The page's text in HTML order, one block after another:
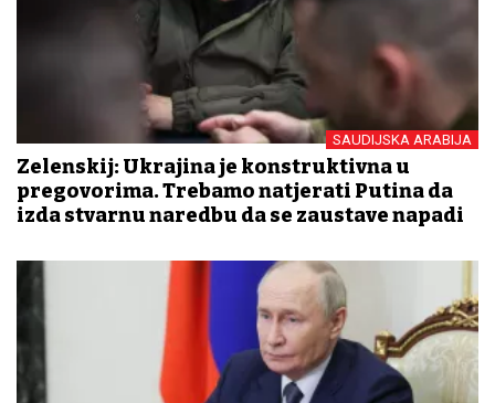
SAUDIJSKA ARABIJA
Zelenskij: Ukrajina je konstruktivna u
pregovorima. Trebamo natjerati Putina da
izda stvarnu naredbu da se zaustave napadi